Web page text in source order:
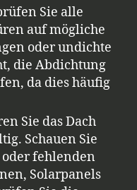
Sie alle
auf mögliche
oder undichte
die Abdichtung
da dies häufig
Sie das Dach
Schauen Sie
fehlenden
Solarpanels